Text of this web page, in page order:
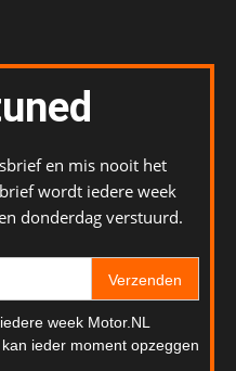
en mis nooit het
wordt iedere week
donderdag verstuurd.
Verzenden
week Motor.NL
ieder moment opzeggen